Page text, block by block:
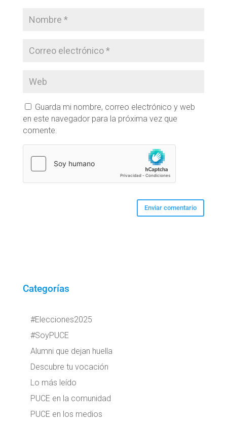
Guarda mi nombre, correo electrónico y web
en este navegador para la próxima vez que
comente.
Categorías
#Elecciones2025
#SoyPUCE
Alumni que dejan huella
Descubre tu vocación
Lo más leído
PUCE en la comunidad
PUCE en los medios